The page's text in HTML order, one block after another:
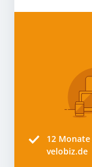
12 Monate
velobiz.de